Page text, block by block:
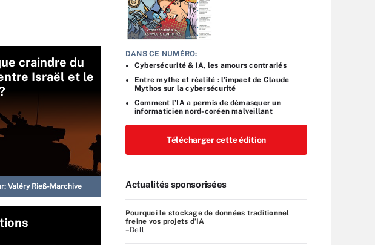
craindre du
Israël et le
Valéry Rieß-Marchive
DANS CE NUMÉRO:
Cybersécurité & IA, les amours contrariés
Entre mythe et réalité : l’impact de Claude
Mythos sur la cybersécurité
Comment l’IA a permis de démasquer un
informaticien nord-coréen malveillant
Télécharger cette édition
Actualités sponsorisées
Pourquoi le stockage de données traditionnel
freine vos projets d’IA
–Dell